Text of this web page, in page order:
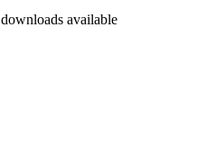
downloads available